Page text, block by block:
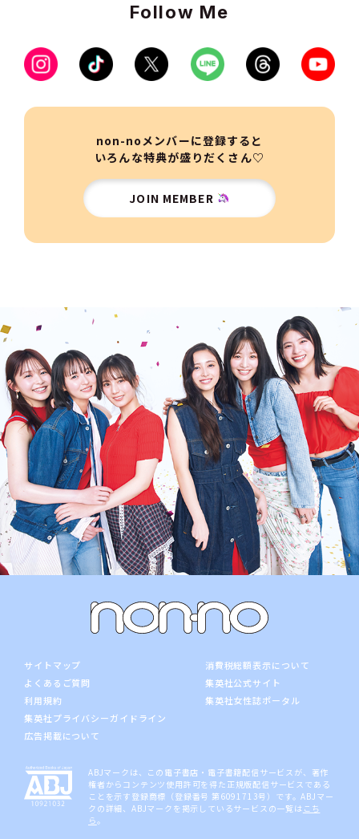
Follow Me
non-noメンバーに登録すると
いろんな特典が盛りだくさん♡
JOIN MEMBER
サイトマップ
よくあるご質問
利用規約
集英社プライバシーガイドライン
広告掲載について
消費税総額表示について
集英社公式サイト
集英社女性誌ポータル
ABJマークは、この電子書店・電子書籍配信サービスが、著作
権者からコンテンツ使用許可を得た正規版配信サービスである
ことを示す登録商標（登録番号 第6091713号）です。ABJマー
クの詳細、ABJマークを掲示しているサービスの一覧は こち
ら。